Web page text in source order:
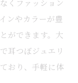
くファッション
ンやカラーが豊
ができます。大
耳つぼジュエリ
おり、手軽に体